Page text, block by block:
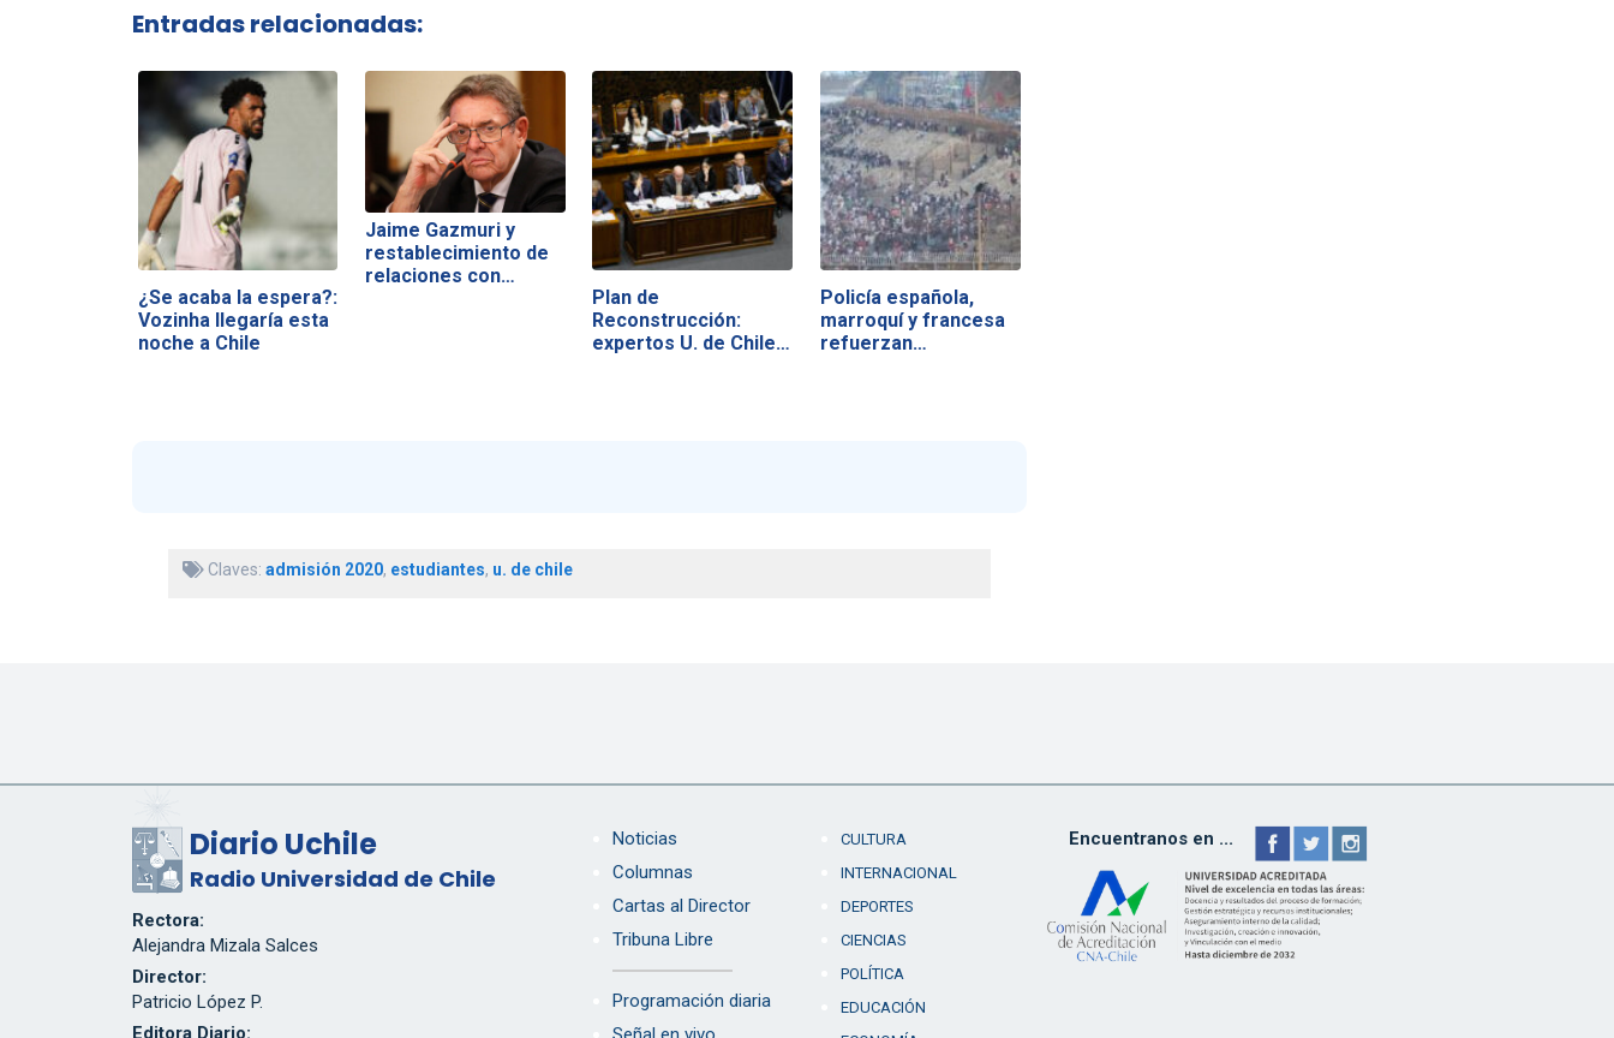
Entradas relacionadas:
¿Se acaba la espera?:
Vozinha llegaría esta
noche a Chile
Jaime Gazmuri y
restablecimiento de
relaciones con…
Plan de
Reconstrucción:
expertos U. de Chile…
Policía española,
marroquí y francesa
refuerzan…
Claves: admisión 2020, estudiantes, u. de chile
Diario Uchile
Radio Universidad de Chile
Rectora:
Alejandra Mizala Salces
Director:
Patricio López P.
Editora Diario:
Noticias
Columnas
Cartas al Director
Tribuna Libre
Programación diaria
CULTURA
INTERNACIONAL
DEPORTES
CIENCIAS
POLÍTICA
EDUCACIÓN
Encuentranos en ...